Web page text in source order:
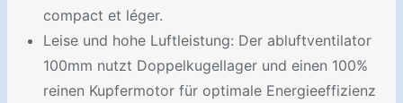
compact et léger.
Leise und hohe Luftleistung: Der abluftventilator
100mm nutzt Doppelkugellager und einen 100%
reinen Kupfermotor für optimale Energieeffizienz